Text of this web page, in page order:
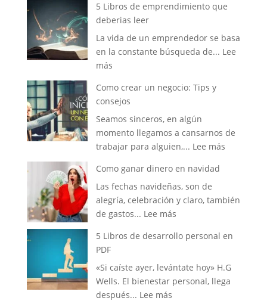
gratitud:
actitud
que
vida
5 Libros de emprendimiento que
deberias leer
La vida de un emprendedor se basa
en la constante búsqueda de... Lee
más:
Libros
de
emprendimiento
que
deberias
Como crear un negocio: Tips y
consejos
Seamos sinceros, en algún
momento llegamos a cansarnos de
trabajar para alguien,... Lee más:
negocio:
consejos
Como ganar dinero en navidad
Las fechas navideñas, son de
alegría, celebración y claro, también
de gastos... Lee más:
ganar
en
navidad
5 Libros de desarrollo personal en
PDF
«Si caíste ayer, levántate hoy» H.G
Wells. El bienestar personal, llega
después... Lee más: